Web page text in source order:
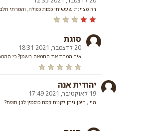
רק מציינת שעשיתי כמות כפולה, והמרתי
סוגת
20 לדצמבר, 2021 18:31
איך המרת את החמאה בשמן? כי ההמרה אינה אחד על אחד.
יהודית אנה
19 לאוקטובר, 2021 17:49
היי , היכן ניתן לקנות קמח כוסמין לבן תופח?